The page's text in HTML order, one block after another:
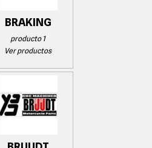
BRAKING
producto 1
Ver productos